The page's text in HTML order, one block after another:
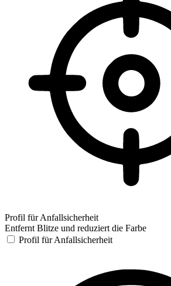
Profil für Anfallsicherheit
Entfernt Blitze und reduziert die Farbe
Profil für Anfallsicherheit